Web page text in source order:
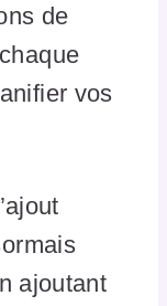
de
vos
ajoutant